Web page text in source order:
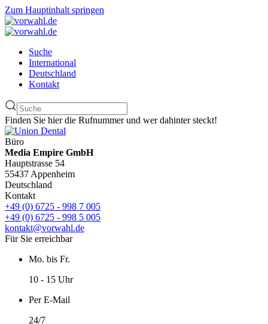
Zum Hauptinhalt springen
Suche
International
Deutschland
Kontakt
Finden Sie hier die Rufnummer und wer dahinter steckt!
Büro
Media Empire GmbH
Hauptstrasse 54
55437 Appenheim
Deutschland
Kontakt
+49 (0) 6725 - 998 7 005
+49 (0) 6725 - 998 5 005
kontakt@vorwahl.de
Für Sie erreichbar
Mo. bis Fr.
10 - 15 Uhr
Per E-Mail
24/7